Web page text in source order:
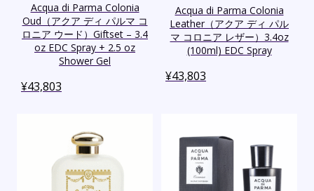
Acqua di Parma Colonia
Oud（アクア ディ パルマ コ
ロニア ウード）Giftset – 3.4
oz EDC Spray + 2.5 oz
Shower Gel
¥43,803
Acqua di Parma Colonia
Leather（アクア ディ パル
マ コロニア レザー）3.4oz
(100ml) EDC Spray
¥43,803